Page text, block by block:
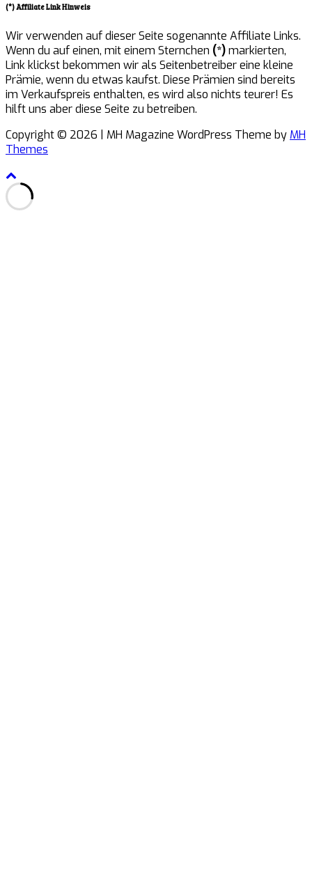
(*) Affiliate Link Hinweis
Wir verwenden auf dieser Seite sogenannte Affiliate Links.
Wenn du auf einen, mit einem Sternchen (*)markierten,
Link klickst bekommen wir als Seitenbetreiber eine kleine
Prämie, wenn du etwas kaufst. Diese Prämien sind bereits
im Verkaufspreis enthalten, es wird also nichts teurer! Es
hilft uns aber diese Seite zu betreiben.
Copyright © 2026 | MH Magazine WordPress Theme by MH
Themes